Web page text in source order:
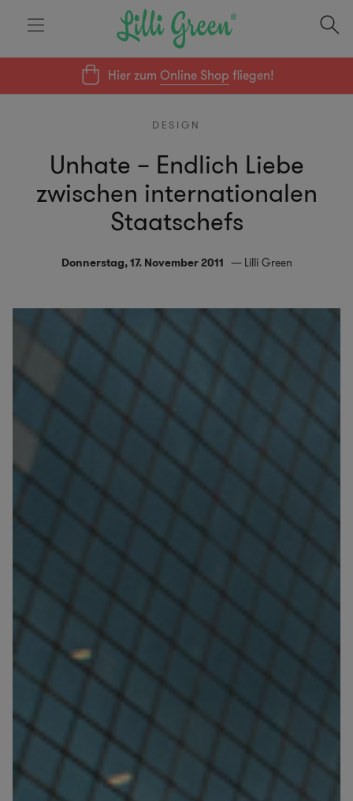
Hier zumOnline Shop fliegen!
DESIGN
Unhate – Endlich Liebe
zwischen internationalen
Staatschefs
Donnerstag, 17. November 2011 Lilli Green